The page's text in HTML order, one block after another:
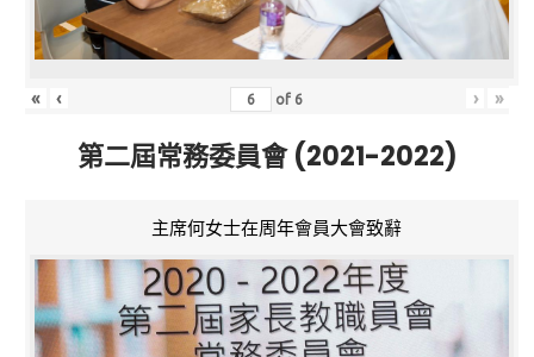
« ‹ of 6 › »
第二屆常務委員會 (2021-2022)
主席何女士在周年會員大會致辭